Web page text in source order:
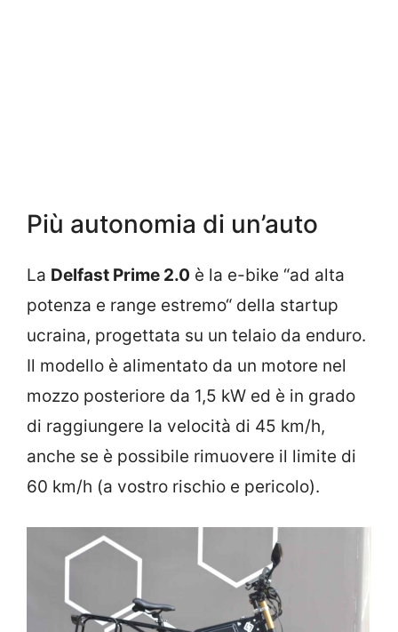
Più autonomia di un’auto
La Delfast Prime 2.0 è la e-bike “ad alta
potenza e range estremo“ della startup
ucraina, progettata su un telaio da enduro.
Il modello è alimentato da un motore nel
mozzo posteriore da 1,5 kW ed è in grado
di raggiungere la velocità di 45 km/h,
anche se è possibile rimuovere il limite di
60 km/h (a vostro rischio e pericolo).